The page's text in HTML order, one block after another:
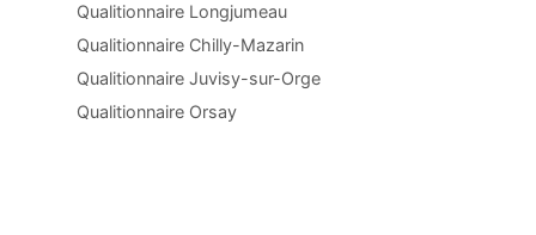
Qualitionnaire Longjumeau
Qualitionnaire Chilly-Mazarin
Qualitionnaire Juvisy-sur-Orge
Qualitionnaire Orsay